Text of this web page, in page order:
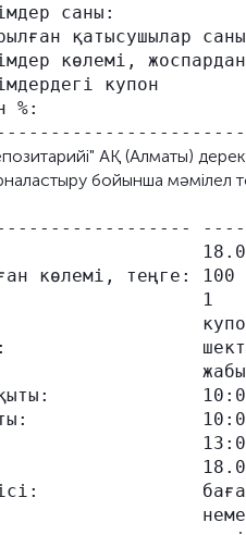
саны:
қатысушылар
көлемі,
купон
%:
АҚ (Алматы)
бойынша мәмілел
көлемі, теңге:
1
купон
уақыты: